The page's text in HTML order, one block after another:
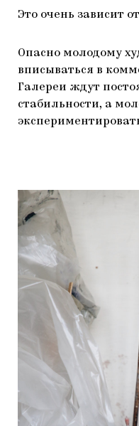
Это очень зависит
Опасно молодому
вписываться в
Галереи ждут
стабильности, а